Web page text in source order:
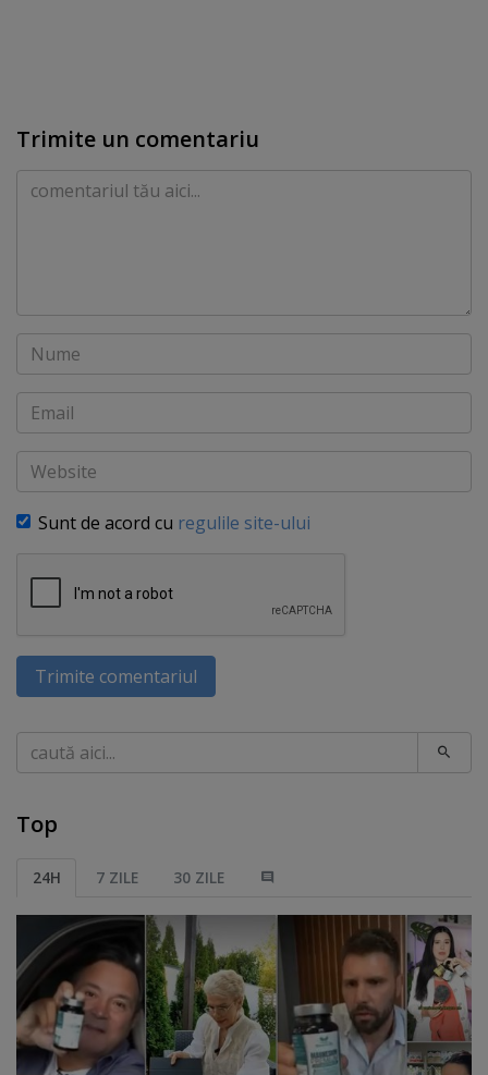
Trimite un comentariu
Comentariu
Nume
Email
Website
Sunt de acord cu regulile site-ului
Trimite comentariul
Caută
Top
24H 7 ZILE 30 ZILE